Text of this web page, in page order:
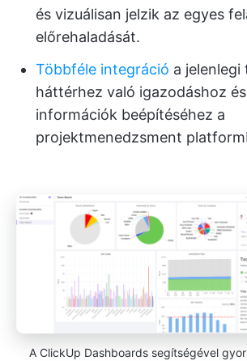
és vizuálisan jelzik az egyes
előrehaladását.
Többféle integráció a jelenlegi
háttérhez való igazodáshoz
információk beépítéséhez a
projektmenedzsment
A ClickUp Dashboards segítségével